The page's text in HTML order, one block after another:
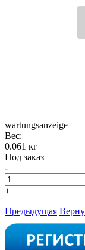
wartungsanzeige
Вес:
0.061 кг
Под заказ
-
+
Предыдущая